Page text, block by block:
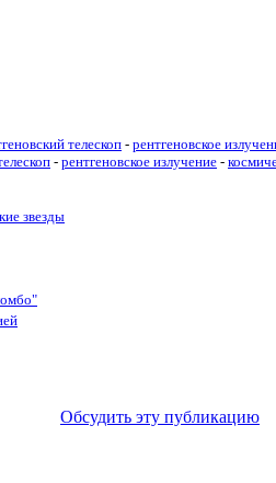
телескоп- рентгеновское
- рентгеновское излучение -
звезды
Обсудить эту публикацию